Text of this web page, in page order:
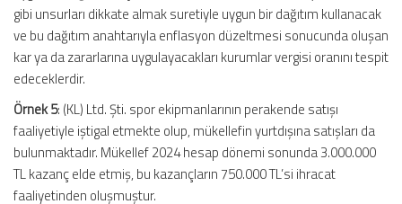
gibi unsurları dikkate almak suretiyle uygun bir dağıtım kullanacak
ve bu dağıtım anahtarıyla enflasyon düzeltmesi sonucunda oluşan
kar ya da zararlarına uygulayacakları kurumlar vergisi oranını tespit
edeceklerdir.
Örnek 5: (KL) Ltd. Şti. spor ekipmanlarının perakende satışı
faaliyetiyle iştigal etmekte olup, mükellefin yurtdışına satışları da
bulunmaktadır. Mükellef 2024 hesap dönemi sonunda 3.000.000
TL kazanç elde etmiş, bu kazançların 750.000 TL’si ihracat
faaliyetinden oluşmuştur.